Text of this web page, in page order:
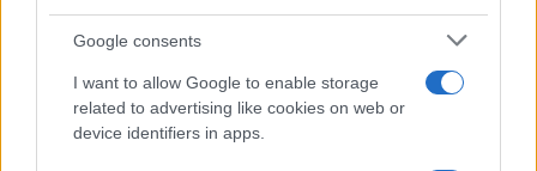
Google consents
I want to allow Google to enable storage
related to advertising like cookies on web or
device identifiers in apps.
ΕΛΛΑΔΑ
Λυκαβηττός: Σε 57χρονη Ελληνίδα ανήκει η
σορός που βρέθηκε σε σπηλιά